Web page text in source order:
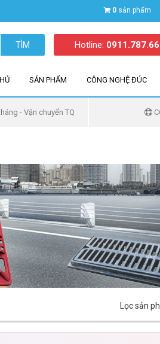
0 sản phẩm
TÌM Hotline:
SẢN PHẨM CÔNG NGHỆ ĐÚC
- Vận chuyển TQ
Lọc sản